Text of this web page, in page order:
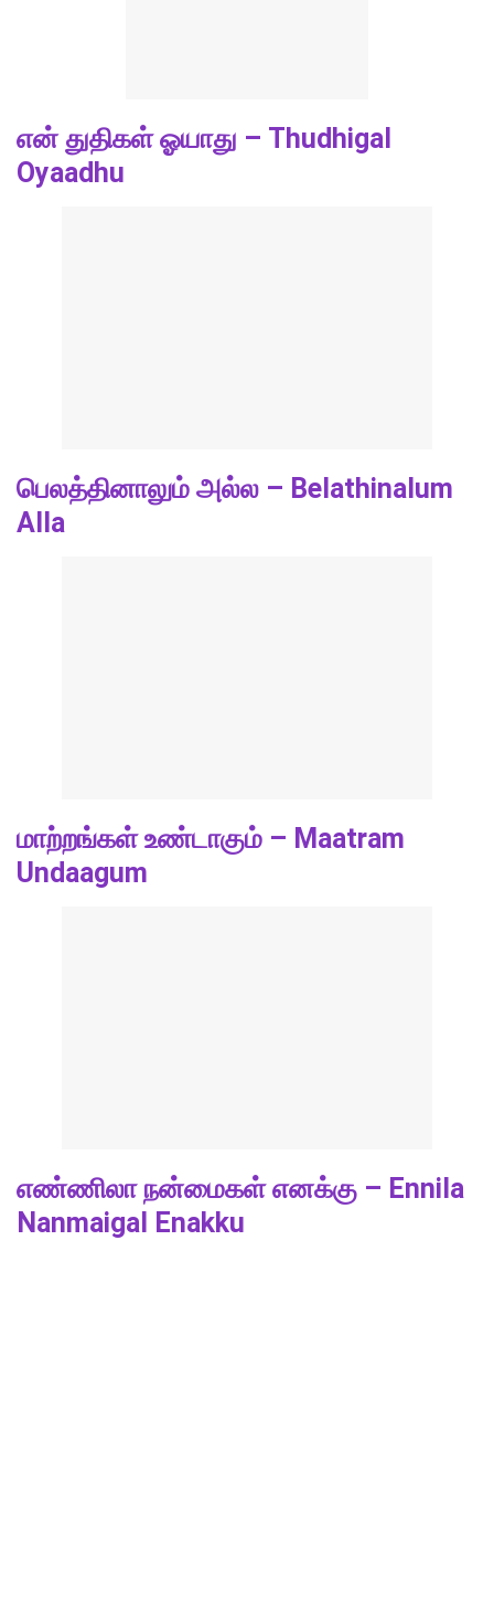
என் துதிகள் ஓயாது – Thudhigal
Oyaadhu
பெலத்தினாலும் அல்ல – Belathinalum
Alla
மாற்றங்கள் உண்டாகும் – Maatram
Undaagum
எண்ணிலா நன்மைகள் எனக்கு – Ennila
Nanmaigal Enakku